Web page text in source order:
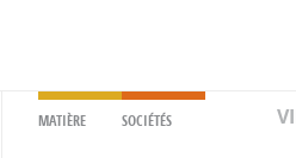
MATIÈRE SOCIÉTÉS